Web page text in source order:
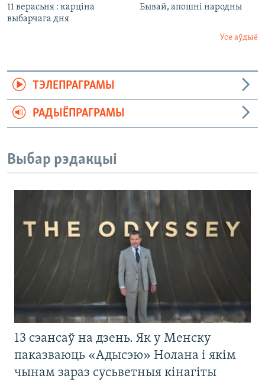
11 верасьня : карціна
выбарчага дня
Бывай, апошні народны
Усе аўдыё
ТЭЛЕПРАГРАМЫ
РАДЫЁПРАГРАМЫ
Выбар рэдакцыі
13 сэансаў на дзень. Як у Менску
паказваюць «Адысэю» Нолана і якім
чынам зараз сусьветныя кінагіты